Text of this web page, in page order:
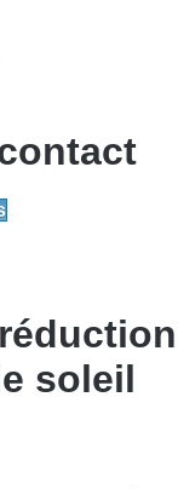
soleil